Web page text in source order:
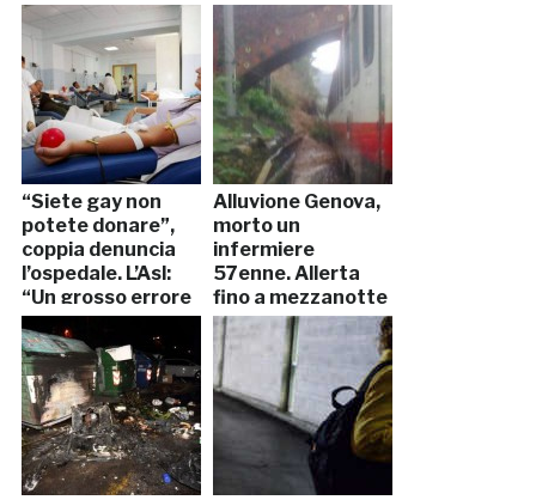
“Siete gay non
potete donare”,
coppia denuncia
l’ospedale. L’Asl:
“Un grosso errore
in buona fede”
Alluvione Genova,
morto un
infermiere
57enne. Allerta
fino a mezzanotte
(VIDEO, FOTO)